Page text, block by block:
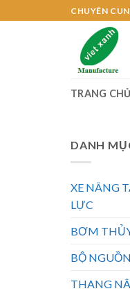
to
CHUYÊN
TRANG CHỦ
DANH
XE NÂNG
LỰC
BƠM
BỘ
THANG